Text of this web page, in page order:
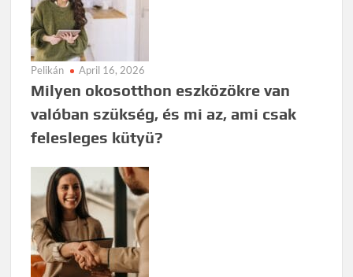
Pelikán April 16, 2026
Milyen okosotthon eszközökre van
valóban szükség, és mi az, ami csak
felesleges kütyü?